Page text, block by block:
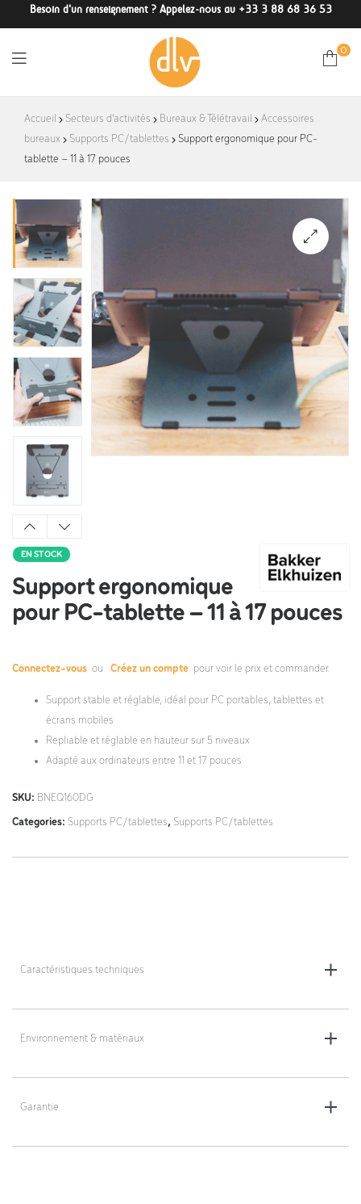
Besoin d'un renseignement ? Appelez-nous au +33 3 88 68 36 53
DLV-
France
0
Accueil Secteurs d'activités Bureaux & Télétravail
Accessoires
bureaux
Supports PC/tablettes
Support ergonomique pour PC-
tablette – 11 à 17 pouces
EN STOCK
Support ergonomique
pour PC-tablette – 11 à 17 pouces
Connectez-vous ou Créez un compte pour voir le prix et commander.
Support stable et réglable, idéal pour PC portables, tablettes et
écrans mobiles
Repliable et réglable en hauteur sur 5 niveaux
Adapté aux ordinateurs entre 11 et 17 pouces
SKU: BNEQ160DG
Categories: Supports PC/tablettes, Supports PC/tablettes
Caractéristiques techniques
Dimensions totales (l x H x P) : 215 x 7,5 x 266 mm
Environnement & matériaux
Matériau : aluminium léger alvéolé antichoc
Garantie
Garantie 5 ans